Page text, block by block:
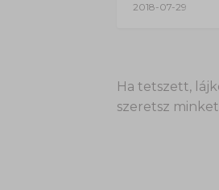
2018-07-29
Ha tetszett,
szeretsz